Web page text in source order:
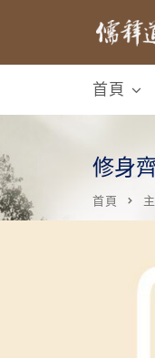
首頁
修身
首頁